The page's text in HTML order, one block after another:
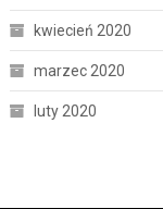
kwiecień 2020
marzec 2020
luty 2020